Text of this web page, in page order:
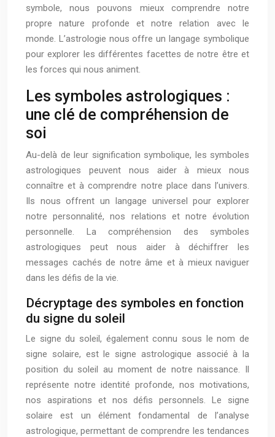
symbole, nous pouvons mieux comprendre notre
propre nature profonde et notre relation avec le
monde. L’astrologie nous offre un langage symbolique
pour explorer les différentes facettes de notre être et
les forces qui nous animent.
Les symboles astrologiques :
une clé de compréhension de
soi
Au-delà de leur signification symbolique, les symboles
astrologiques peuvent nous aider à mieux nous
connaître et à comprendre notre place dans l’univers.
Ils nous offrent un langage universel pour explorer
notre personnalité, nos relations et notre évolution
personnelle. La compréhension des symboles
astrologiques peut nous aider à déchiffrer les
messages cachés de notre âme et à mieux naviguer
dans les défis de la vie.
Décryptage des symboles en fonction
du signe du soleil
Le signe du soleil, également connu sous le nom de
signe solaire, est le signe astrologique associé à la
position du soleil au moment de notre naissance. Il
représente notre identité profonde, nos motivations,
nos aspirations et nos défis personnels. Le signe
solaire est un élément fondamental de l’analyse
astrologique, permettant de comprendre les tendances